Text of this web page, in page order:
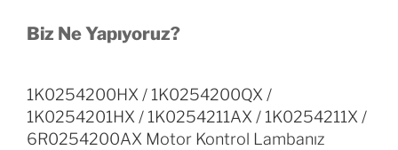
Biz Ne Yapıyoruz?
1K0254200HX / 1K0254200QX /
1K0254201HX / 1K0254211AX / 1K0254211X /
6R0254200AX Motor Kontrol Lambanız